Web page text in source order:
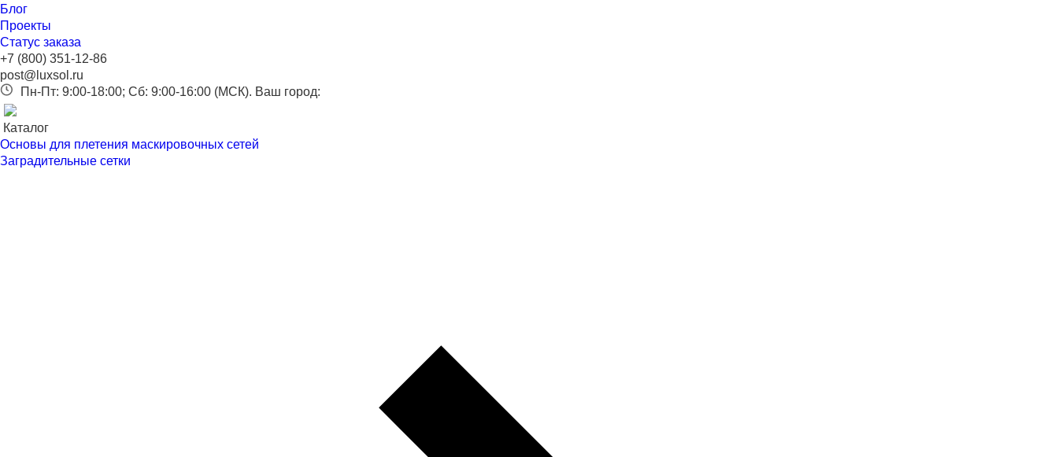
Блог
Проекты
Статус заказа
+7 (800) 351-12-86
post@luxsol.ru
Пн-Пт: 9:00-18:00; Сб: 9:00-16:00 (МСК). Ваш город:
Каталог
Основы для плетения маскировочных сетей
Заградительные сетки